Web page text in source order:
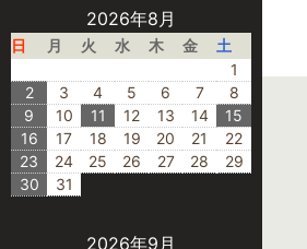
2026年8月
日 月 火 水 木 金
土
1
2
3 4 5 6 7
8
9
10 11 12 13 14
15
16
17 18 19 20 21
22
23
24 25 26 27 28
29
30
31
2026年9月